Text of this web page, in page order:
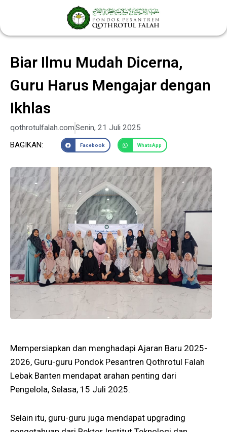
konten
Biar Ilmu Mudah Dicerna,
Guru Harus Mengajar dengan
Ikhlas
qothrotulfalah.comSenin, 21 Juli 2025
BAGIKAN:
Facebook WhatsApp
Mempersiapkan dan menghadapi Ajaran Baru 2025-
2026, Guru-guru Pondok Pesantren Qothrotul Falah
Lebak Banten mendapat arahan penting dari
Pengelola, Selasa, 15 Juli 2025.
Selain itu, guru-guru juga mendapat upgrading